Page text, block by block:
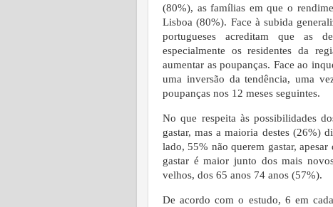
(80%), as famílias em que o
Lisboa (80%). Face à subida
portugueses acreditam que as
especialmente os residentes da
aumentar as poupanças. Face ao
uma inversão da tendência, uma
poupanças nos 12 meses seguintes.
No que respeita às possibilidades
gastar, mas a maioria destes (26%)
lado, 55% não querem gastar,
gastar é maior junto dos mais
velhos, dos 65 anos 74 anos (57%).
De acordo com o estudo, 6 em